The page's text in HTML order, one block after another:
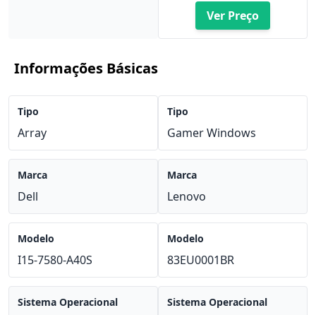
Ver Preço
Informações Básicas
Tipo
Array
Marca
Dell
Modelo
I15-7580-A40S
Sistema Operacional
Tipo
Gamer Windows
Marca
Lenovo
Modelo
83EU0001BR
Sistema Operacional